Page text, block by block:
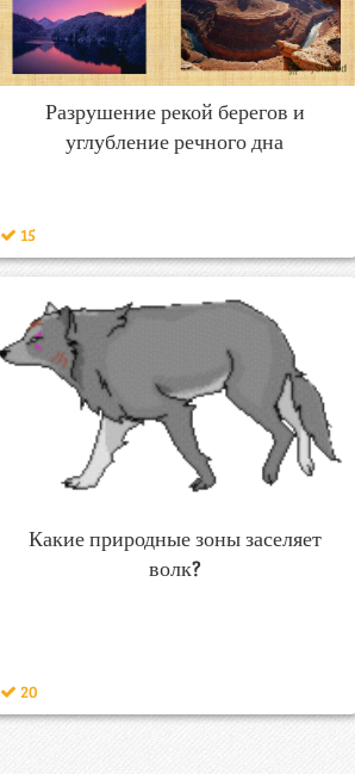
Разрушение рекой берегов и
углубление речного дна
15
Какие природные зоны заселяет
волк?
20